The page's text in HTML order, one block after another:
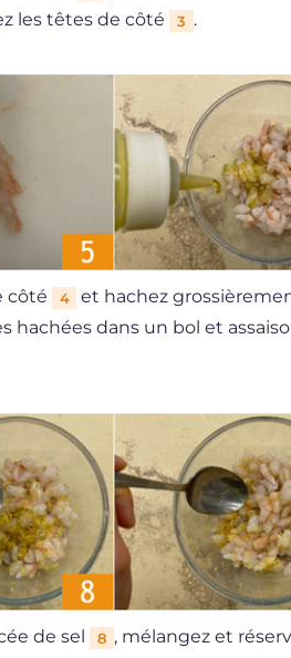
les têtes de côté 3 .
côté 4
et hachez
hachées dans un bol et
de sel 8 , mélangez et